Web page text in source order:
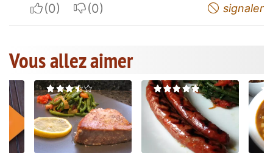
I apreciateI do not appreciate signaler
Vous allez aimer